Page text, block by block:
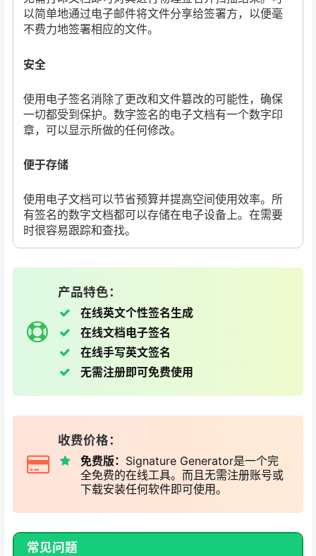
以简单地通过电子邮件将文件分享给签署方，以便毫
不费力地签署相应的文件。
安全
使用电子签名消除了更改和文件篡改的可能性，确保
一切都受到保护。数字签名的电子文档有一个数字印
章，可以显示所做的任何修改。
便于存储
使用电子文档可以节省预算并提高空间使用效率。所
有签名的数字文档都可以存储在电子设备上。在需要
时很容易跟踪和查找。
产品特色：
在线英文个性签名生成
在线文档电子签名
在线手写英文签名
无需注册即可免费使用
收费价格：
免费版： Signature Generator是一个完
全免费的在线工具。而且无需注册账号或
下载安装任何软件即可使用。
常见问题